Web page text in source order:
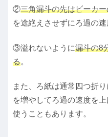
②三角漏斗の先はビーカ
を途絶えさせずにろ過の速
③溢れないように漏斗の8
る。
また、ろ紙は通常四つ折
を増やしてろ過の速度を
使うこともあります。